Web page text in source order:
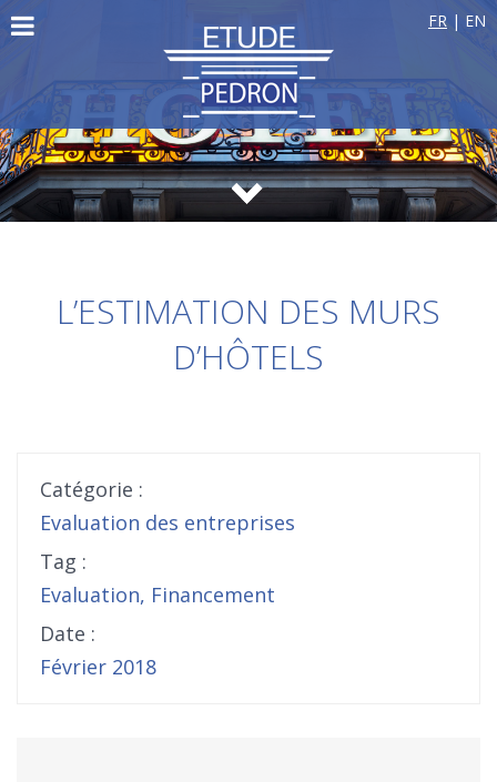
FR | EN
L’ESTIMATION DES MURS
D’HÔTELS
Catégorie :
Evaluation des entreprises
Tag :
Evaluation, Financement
Date :
Février 2018